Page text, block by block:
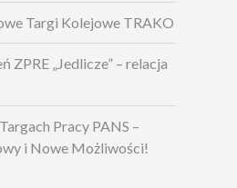
Targi Kolejowe TRAKO
ZPRE „Jedlicze” – relacja
Pracy PANS –
i Nowe Możliwości!